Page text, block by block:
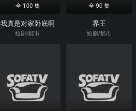
全 100 集
我真是对家卧底啊
短剧/都市
全 90 集
界王
短剧/都市